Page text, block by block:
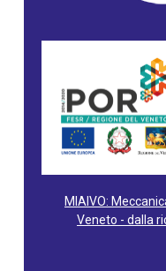
MIAIVO:
Veneto - dalla